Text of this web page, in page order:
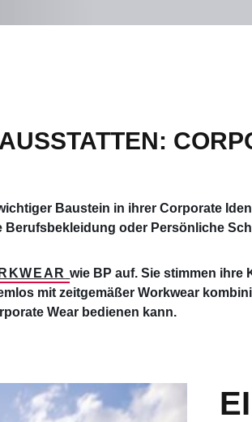
Baustein in ihrer Corporate
oder Persönliche
wie BP auf. Sie stimmen ihre
mit zeitgemäßer Workwear
Wear bedienen kann.